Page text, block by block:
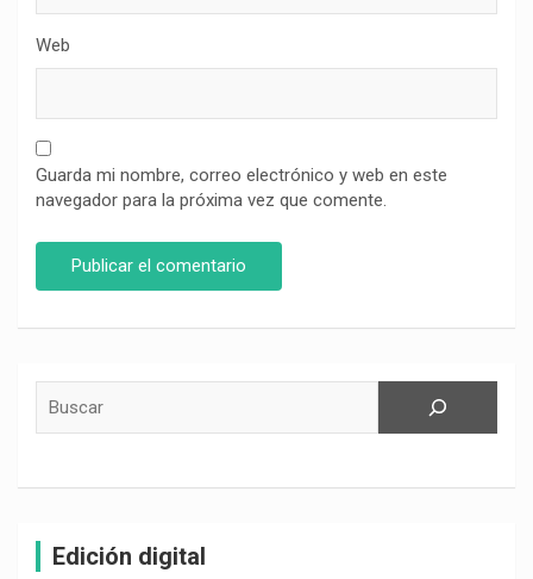
Web
Guarda mi nombre, correo electrónico y web en este
navegador para la próxima vez que comente.
Edición digital